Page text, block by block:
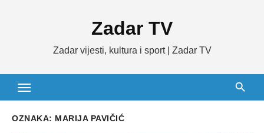
Zadar TV
Zadar vijesti, kultura i sport | Zadar TV
OZNAKA: MARIJA PAVIČIĆ